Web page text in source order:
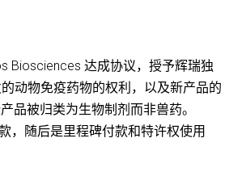
Biosciences 达成协议，授予辉瑞独
动物免疫药物的权利，以及新产品的
品被归类为生物制剂而非兽药。
，随后是里程碑付款和特许权使用